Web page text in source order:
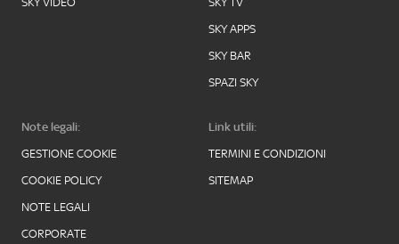
SKY APPS
SKY BAR
SPAZI SKY
Note legali:
GESTIONE COOKIE
COOKIE POLICY
NOTE LEGALI
CORPORATE
Link utili:
TERMINI E CONDIZIONI
SITEMAP